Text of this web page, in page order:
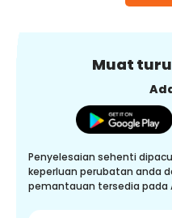
Muat
Penyelesaian sehenti
keperluan perubatan anda
pemantauan tersedia pada